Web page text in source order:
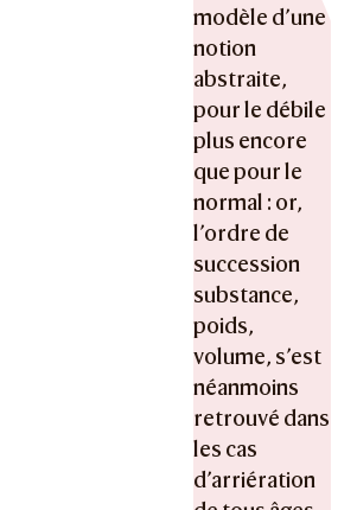
modèle d’une
notion
abstraite,
pour le débile
plus encore
que pour le
normal : or,
l’ordre de
succession
substance,
poids,
volume, s’est
néanmoins
retrouvé dans
les cas
d’arriération